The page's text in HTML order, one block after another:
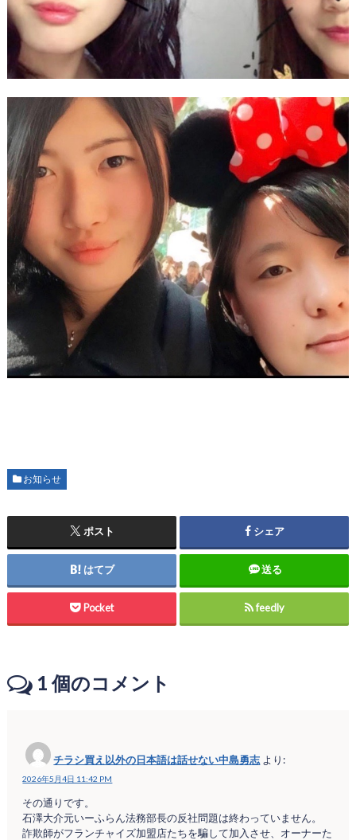
お知らせ
ポスト シェア
はてブ 送る
Pocket feedly
1個のコメント
チラシ買え以外の日本語は話せない中島勇志 より:
2026年5月4日 11:42 PM
その通りです。
石澤大介元いーふらん法務部長の反社問題は終わっていません。
詐欺師がフランチャイズ加盟店たちを騙して加入させ、オーナーた